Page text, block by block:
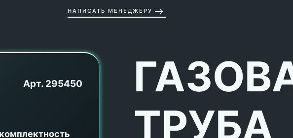
НАПИСАТЬ МЕНЕДЖЕРУ
Арт. 295450
ТРУБА